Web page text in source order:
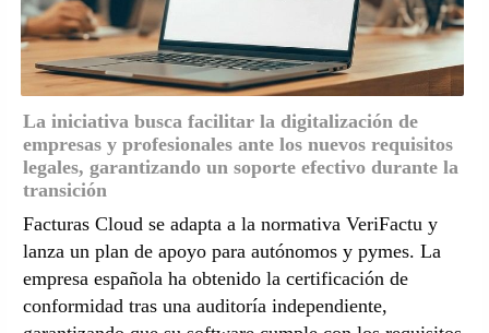
La iniciativa busca facilitar la digitalización de
empresas y profesionales ante los nuevos requisitos
legales, garantizando un soporte efectivo durante la
transición
Facturas Cloud se adapta a la normativa VeriFactu y
lanza un plan de apoyo para autónomos y pymes. La
empresa española ha obtenido la certificación de
conformidad tras una auditoría independiente,